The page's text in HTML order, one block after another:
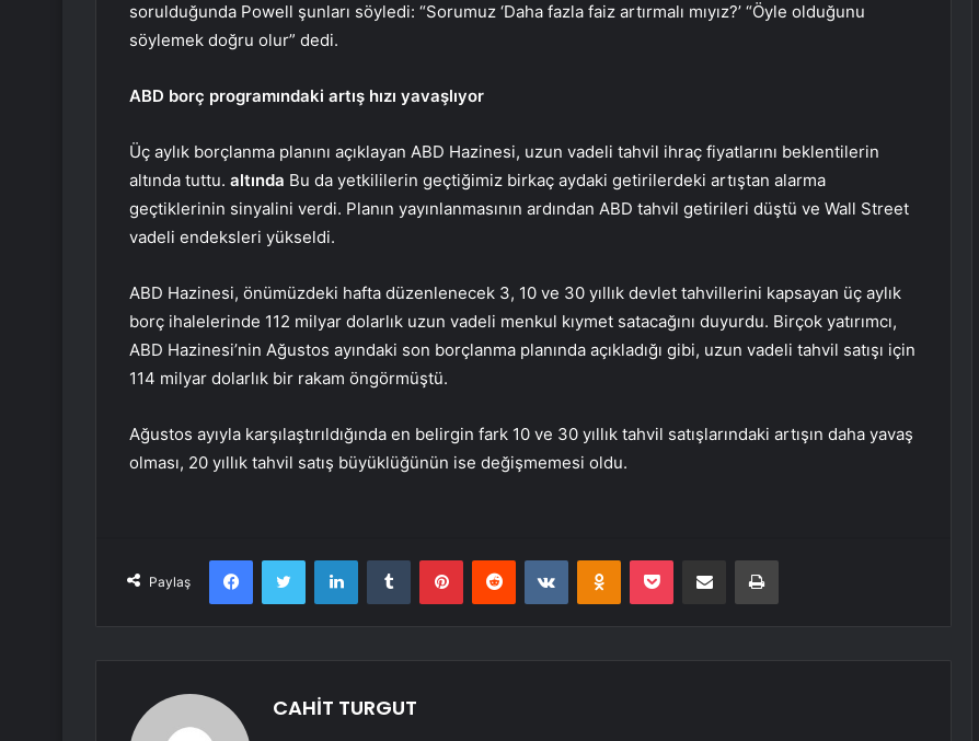
sorulduğunda Powell şunları söyledi: “Sorumuz ‘Daha fazla faiz artırmalı mıyız?’ “Öyle olduğunu
söylemek doğru olur” dedi.
ABD borç programındaki artış hızı yavaşlıyor
Üç aylık borçlanma planını açıklayan ABD Hazinesi, uzun vadeli tahvil ihraç fiyatlarını beklentilerin
altında tuttu. altında Bu da yetkililerin geçtiğimiz birkaç aydaki getirilerdeki artıştan alarma
geçtiklerinin sinyalini verdi. Planın yayınlanmasının ardından ABD tahvil getirileri düştü ve Wall Street
vadeli endeksleri yükseldi.
ABD Hazinesi, önümüzdeki hafta düzenlenecek 3, 10 ve 30 yıllık devlet tahvillerini kapsayan üç aylık
borç ihalelerinde 112 milyar dolarlık uzun vadeli menkul kıymet satacağını duyurdu. Birçok yatırımcı,
ABD Hazinesi’nin Ağustos ayındaki son borçlanma planında açıkladığı gibi, uzun vadeli tahvil satışı için
114 milyar dolarlık bir rakam öngörmüştü.
Ağustos ayıyla karşılaştırıldığında en belirgin fark 10 ve 30 yıllık tahvil satışlarındaki artışın daha yavaş
olması, 20 yıllık tahvil satış büyüklüğünün ise değişmemesi oldu.
Paylaş
FacebookTwitter LinkedInTumblr PinterestReddit VKontakteOdnoklassniki
Pocket E-Posta ile paylaş Yazdır
CAHİT TURGUT